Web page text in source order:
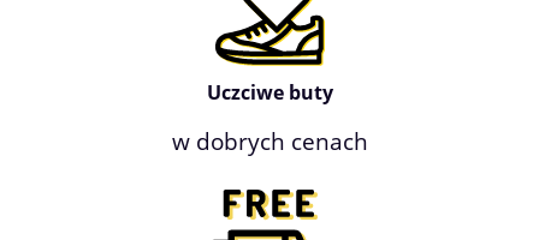
Uczciwe buty
w dobrych cenach